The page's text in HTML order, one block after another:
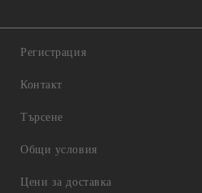
Регистрация
Контакт
Търсене
Общи условия
Цени за доставка